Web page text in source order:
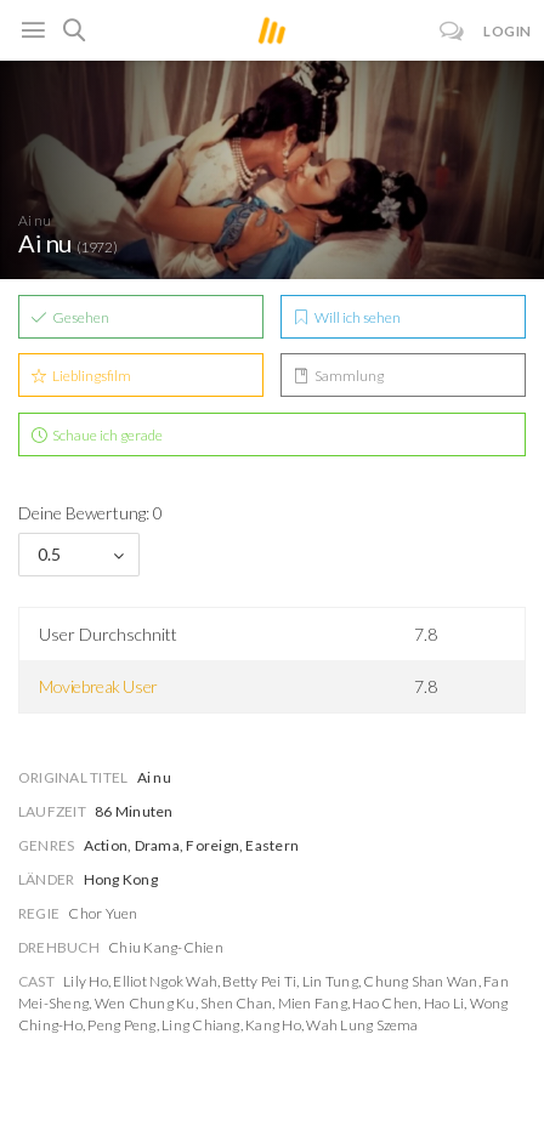
LOGIN
Ai nu
Ai nu(1972)
Gesehen Will ich sehen
Lieblingsfilm Sammlung
Schaue ich gerade
Deine Bewertung: 0
0.5
User Durchschnitt 7.8
Moviebreak User 7.8
ORIGINAL TITEL Ai nu
LAUFZEIT 86 Minuten
GENRES Action, Drama, Foreign, Eastern
LÄNDER Hong Kong
REGIE Chor Yuen
DREHBUCH Chiu Kang-Chien
CAST Lily Ho, Elliot Ngok Wah, Betty Pei Ti, Lin Tung, Chung Shan Wan, Fan
Mei-Sheng, Wen Chung Ku, Shen Chan, Mien Fang, Hao Chen, Hao Li, Wong
Ching-Ho, Peng Peng, Ling Chiang, Kang Ho,Wah Lung Szema